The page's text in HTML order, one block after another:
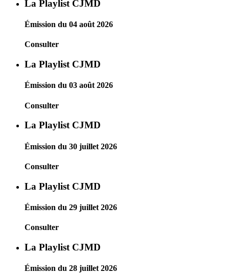
La Playlist CJMD
Émission du 04 août 2026
Consulter
La Playlist CJMD
Émission du 03 août 2026
Consulter
La Playlist CJMD
Émission du 30 juillet 2026
Consulter
La Playlist CJMD
Émission du 29 juillet 2026
Consulter
La Playlist CJMD
Émission du 28 juillet 2026